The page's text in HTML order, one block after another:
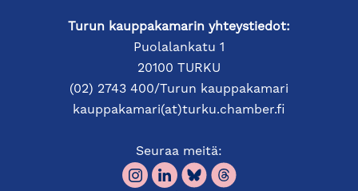
Turun kauppakamarin yhteystiedot:
Puolalankatu 1
20100 TURKU
(02) 2743 400/Turun kauppakamari
kauppakamari(at)turku.chamber.fi
Seuraa meitä: